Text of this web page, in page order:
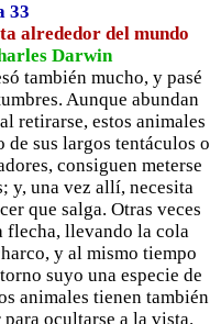
33
alrededor del mundo
Darwin
también mucho, y pasé
Aunque abundan
retirarse, estos animales
de sus largos tentáculos o
consiguen meterse
y, una vez allí, necesita
que salga. Otras veces
flecha, llevando la cola
y al mismo tiempo
suyo una especie de
animales tienen también
ocultarse a la vista.